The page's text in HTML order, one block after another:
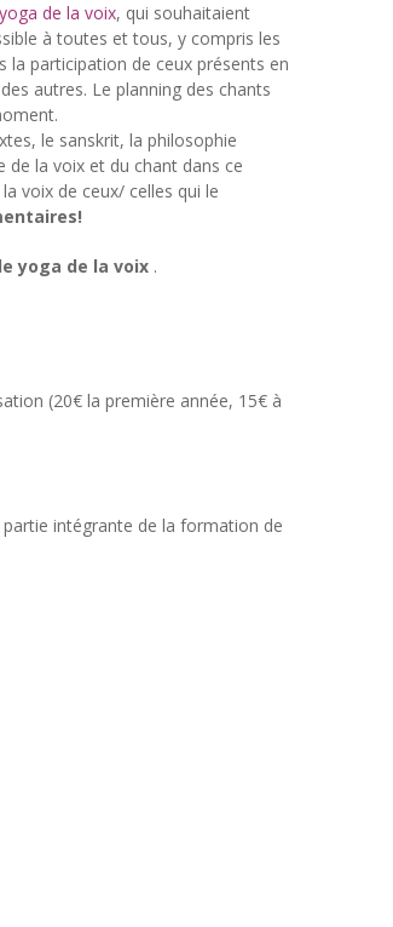
de la voix, qui souhaitaient
à toutes et tous, y compris les
la participation de ceux présents en
autres. Le planning des chants
le sanskrit, la philosophie
de la voix et du chant dans ce
voix de ceux/ celles qui le
yoga de la voix.
(20€ la première année, 15€ à
intégrante de la formation de